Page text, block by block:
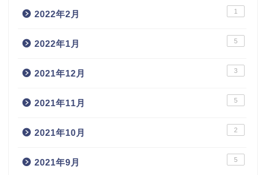
2022年2月 1
2022年1月 5
2021年12月 3
2021年11月 5
2021年10月 2
2021年9月 5